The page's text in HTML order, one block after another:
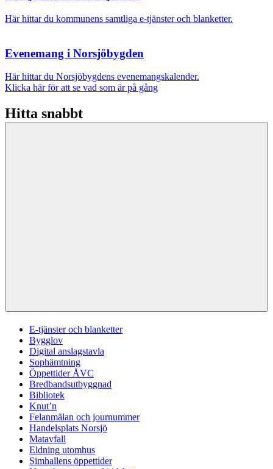
Här hittar du kommunens samtliga e-tjänster och blanketter.
Evenemang i Norsjöbygden
Här hittar du Norsjöbygdens evenemangskalender.
Klicka här för att se vad som är på gång
Hitta snabbt
E-tjänster och blanketter
Bygglov
Digital anslagstavla
Sophämtning
Öppettider ÅVC
Bredbandsutbyggnad
Bibliotek
Knut’n
Felanmälan och journummer
Handelsplats Norsjö
Matavfall
Eldning utomhus
Simhallens öppettider